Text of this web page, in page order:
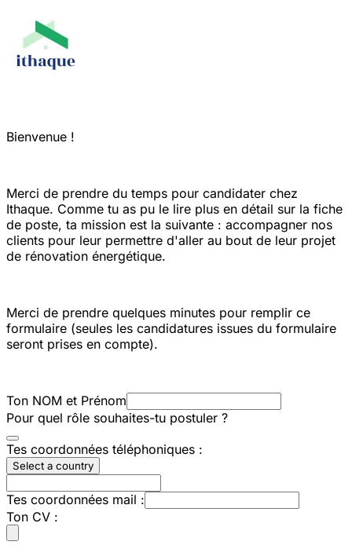
Bienvenue !
Merci de prendre du temps pour candidater chez
Ithaque. Comme tu as pu le lire plus en détail sur la fiche
de poste, ta mission est la suivante : accompagner nos
clients pour leur permettre d'aller au bout de leur projet
de rénovation énergétique.
Merci de prendre quelques minutes pour remplir ce
formulaire (seules les candidatures issues du formulaire
seront prises en compte).
Ton NOM et Prénom
Pour quel rôle souhaites-tu postuler ?
Tes coordonnées téléphoniques :
Select a country
Tes coordonnées mail :
Ton CV :